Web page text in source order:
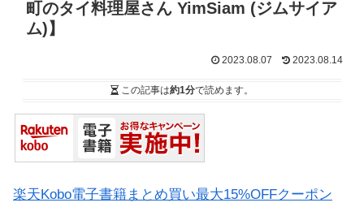
町のタイ料理屋さん YimSiam (ジムサイア
ム)】
2023.08.07 2023.08.14
この記事は約1分で読めます。
楽天Kobo電子書籍まとめ買い最大15%OFFクーポン